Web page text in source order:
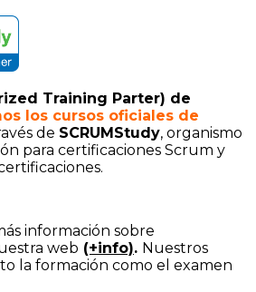
Training Parter) de
los cursos oficiales de
de SCRUMStudy, organismo
para certificaciones Scrum y
información sobre
web (+info). Nuestros
la formación como el examen